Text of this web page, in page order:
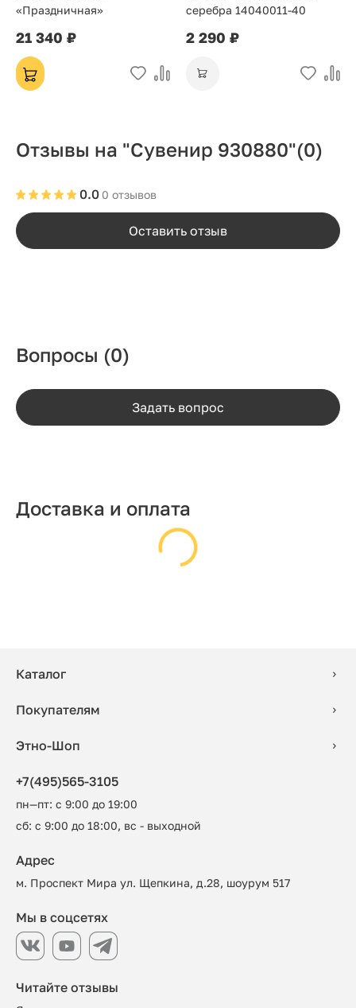
«Праздничная»
21 340 ₽
серебра 14040011-40
2 290 ₽
Отзывы на "Сувенир 930880"(0)
0 отзывов
0.0
Оставить отзыв
Вопросы (0)
Задать вопрос
Доставка и оплата
Каталог
Покупателям
Этно-Шоп
+7(495)565-3105
пн—пт: с 9:00 до 19:00
сб: с 9:00 до 18:00, вс - выходной
Читайте отзывы
Адрес
м. Проспект Мира ул. Щепкина, д.28, шоурум 517
Мы в соцсетях